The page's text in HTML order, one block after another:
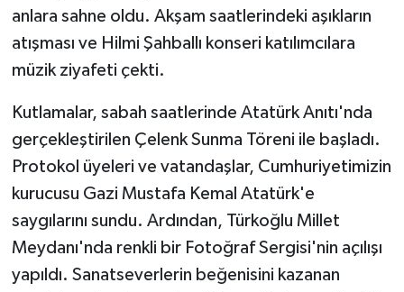
anlara sahne oldu. Akşam saatlerindeki aşıkların
atışması ve Hilmi Şahballı konseri katılımcılara
müzik ziyafeti çekti.
Kutlamalar, sabah saatlerinde Atatürk Anıtı'nda
gerçekleştirilen Çelenk Sunma Töreni ile başladı.
Protokol üyeleri ve vatandaşlar, Cumhuriyetimizin
kurucusu Gazi Mustafa Kemal Atatürk'e
saygılarını sundu. Ardından, Türkoğlu Millet
Meydanı'nda renkli bir Fotoğraf Sergisi'nin açılışı
yapıldı. Sanatseverlerin beğenisini kazanan